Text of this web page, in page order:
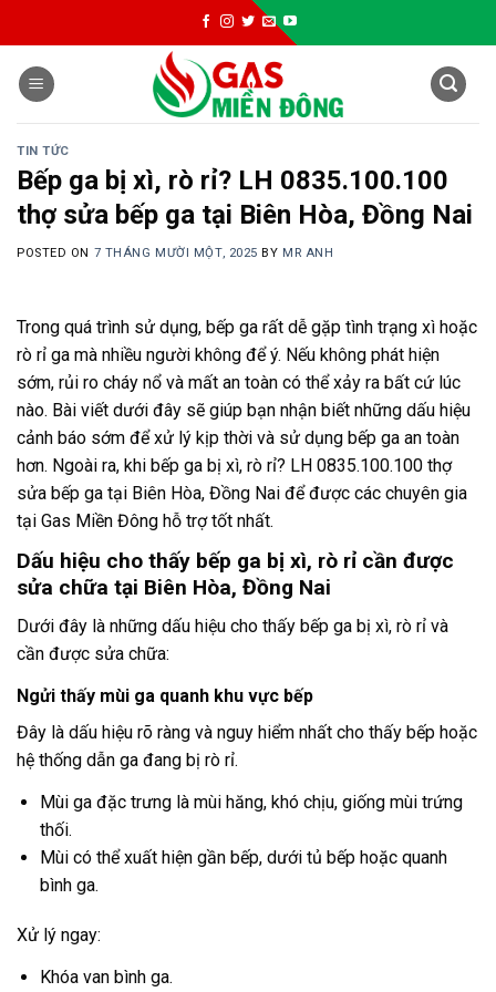
to
content
TIN TỨC
Bếp ga bị xì, rò rỉ? LH 0835.100.100
thợ sửa bếp ga tại Biên Hòa, Đồng Nai
POSTED ON 7 THÁNG MƯỜI MỘT, 2025 BY MR ANH
Trong quá trình sử dụng, bếp ga rất dễ gặp tình trạng xì hoặc
rò rỉ ga mà nhiều người không để ý. Nếu không phát hiện
sớm, rủi ro cháy nổ và mất an toàn có thể xảy ra bất cứ lúc
nào. Bài viết dưới đây sẽ giúp bạn nhận biết những dấu hiệu
cảnh báo sớm để xử lý kịp thời và sử dụng bếp ga an toàn
hơn. Ngoài ra, khi bếp ga bị xì, rò rỉ? LH 0835.100.100 thợ
sửa bếp ga tại Biên Hòa, Đồng Nai để được các chuyên gia
tại Gas Miền Đông hỗ trợ tốt nhất.
Dấu hiệu cho thấy bếp ga bị xì, rò rỉ cần được
sửa chữa tại Biên Hòa, Đồng Nai
Dưới đây là những dấu hiệu cho thấy bếp ga bị xì, rò rỉ và
cần được sửa chữa:
Ngửi thấy mùi ga quanh khu vực bếp
Đây là dấu hiệu rõ ràng và nguy hiểm nhất cho thấy bếp hoặc
hệ thống dẫn ga đang bị rò rỉ.
Mùi ga đặc trưng là mùi hăng, khó chịu, giống mùi trứng
thối.
Mùi có thể xuất hiện gần bếp, dưới tủ bếp hoặc quanh
bình ga.
Xử lý ngay:
Khóa van bình ga.